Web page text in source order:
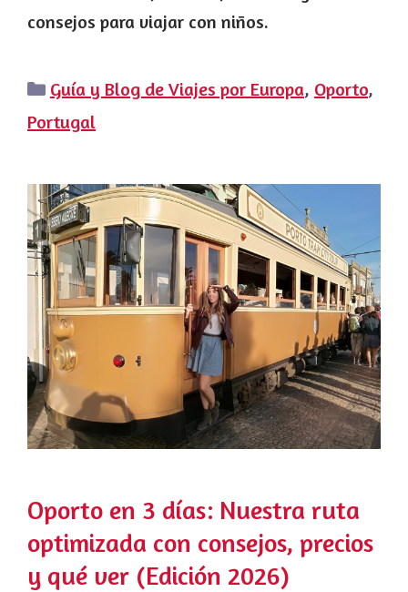
consejos para viajar con niños.
Categorías
Guía y Blog de Viajes por Europa, Oporto,
Portugal
Oporto en 3 días: Nuestra ruta
optimizada con consejos, precios
y qué ver (Edición 2026)